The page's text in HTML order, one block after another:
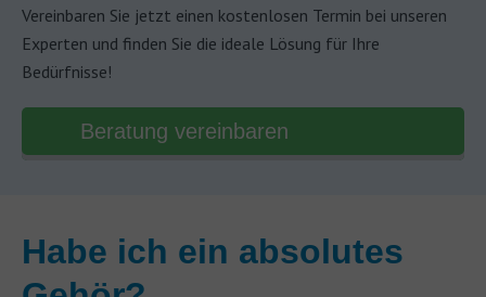
Vereinbaren Sie jetzt einen kostenlosen Termin bei unseren
Experten und finden Sie die ideale Lösung für Ihre
Bedürfnisse!
Beratung vereinbaren
Habe ich ein absolutes